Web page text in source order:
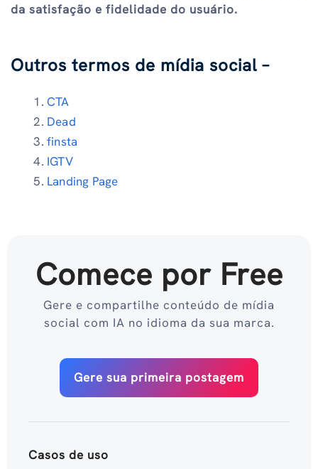
da satisfação e fidelidade do usuário.
Outros termos de mídia social –
CTA
Dead
finsta
IGTV
Landing Page
Comece por Free
Gere e compartilhe conteúdo de mídia
social com IA no idioma da sua marca.
Gere sua primeira postagem
Casos de uso